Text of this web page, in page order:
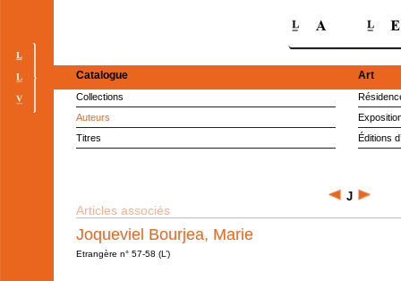
Catalogue
Collections
Auteurs
Titres
Art
Éditions
J
Articles associés
Joqueviel Bourjea, Marie
Etrangère n° 57-58 (L’)